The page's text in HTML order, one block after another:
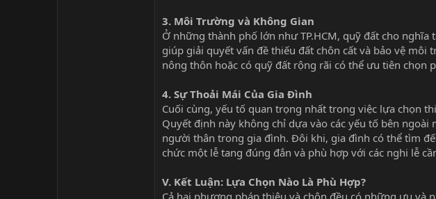
3. Môi Trường và Không Gian
Ở những thành phố lớn như TP.HCM, quỹ đất cho
giúp giải quyết vấn đề thiếu đất chôn cất và bảo vệ
nông thôn hoặc có quỹ đất rộng rãi có thể ưu tiên chọn
4. Sự Thoải Mái Của Gia Đình
Cuối cùng, yếu tố quan trọng nhất trong việc lựa chọn
Quyết định này không chỉ dựa vào các yếu tố bên
người thân trong gia đình. Đôi khi, gia đình có thể tìm
chức một lễ tang đúng đắn và phù hợp với các nghi lễ
V. Kết Luận: Lựa Chọn Nào Là Phù Hợp?